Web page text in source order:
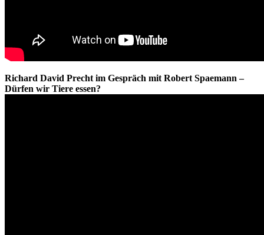
Richard David Precht im Gespräch mit Robert Spaemann –
Dürfen wir Tiere essen?